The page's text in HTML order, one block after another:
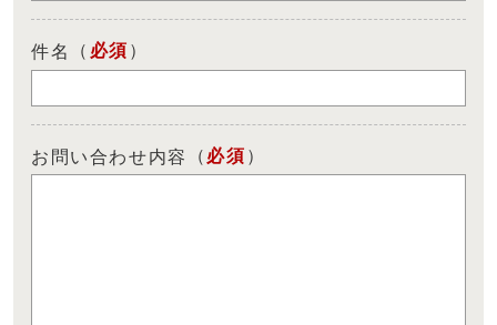
件名 （ 必須 ）
お問い合わせ内容 （ 必須 ）